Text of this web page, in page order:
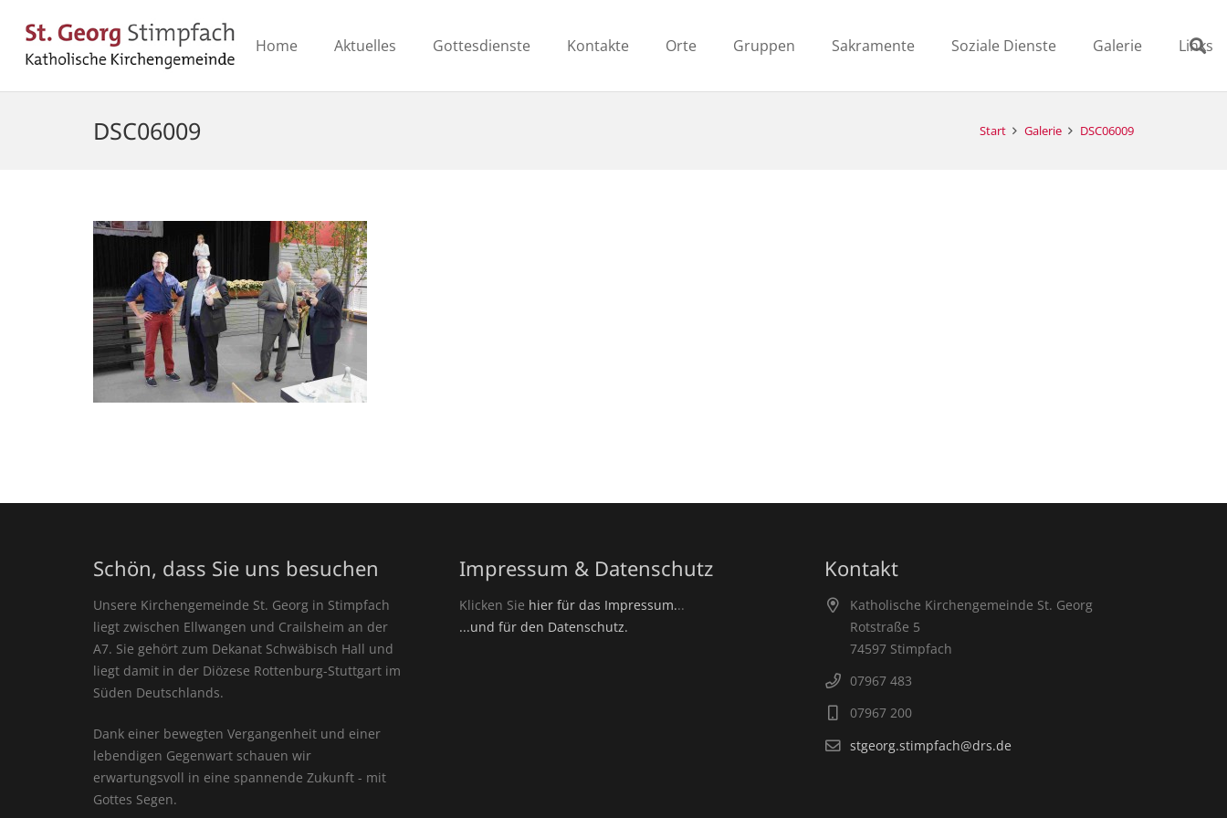
Home Aktuelles Gottesdienste Kontakte Orte Gruppen Sakramente Soziale Dienste Galerie Links
DSC06009 Start Galerie DSC06009
Schön, dass Sie uns besuchen
Unsere Kirchengemeinde St. Georg in Stimpfach
liegt zwischen Ellwangen und Crailsheim an der
A7. Sie gehört zum Dekanat Schwäbisch Hall und
liegt damit in der Diözese Rottenburg-Stuttgart im
Süden Deutschlands.
Dank einer bewegten Vergangenheit und einer
lebendigen Gegenwart schauen wir
erwartungsvoll in eine spannende Zukunft - mit
Gottes Segen.
Impressum & Datenschutz
Klicken Sie hier für das Impressum...
...und für den Datenschutz.
Kontakt
Katholische Kirchengemeinde St. Georg
Rotstraße 5
74597 Stimpfach
07967 483
07967 200
stgeorg.stimpfach@drs.de